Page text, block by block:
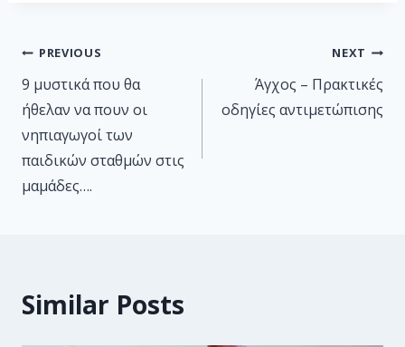
PREVIOUS
9 μυστικά που θα
ήθελαν να πουν οι
νηπιαγωγοί των
παιδικών σταθμών στις
μαμάδες….
NEXT
Άγχος – Πρακτικές
οδηγίες αντιμετώπισης
Similar Posts